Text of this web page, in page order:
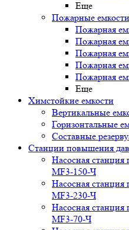
Еще
Пожарные
Пожарная
Пожарная
Пожарная
Пожарная
Пожарная
Еще
Химстойкие емкости
Вертикальные
Горизонтальные
Составные
Станции повышения
Насосная
MF3-150-Ч
Насосная
MF3-230-Ч
Насосная
MF3-70-Ч